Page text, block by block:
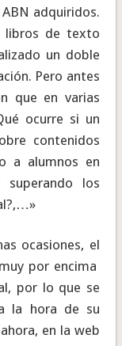
adquiridos.
libros de texto
un doble
Pero antes
que en varias
ocurre si un
contenidos
a alumnos en
los
ocasiones, el
por encima
por lo que se
la hora de su
en la web